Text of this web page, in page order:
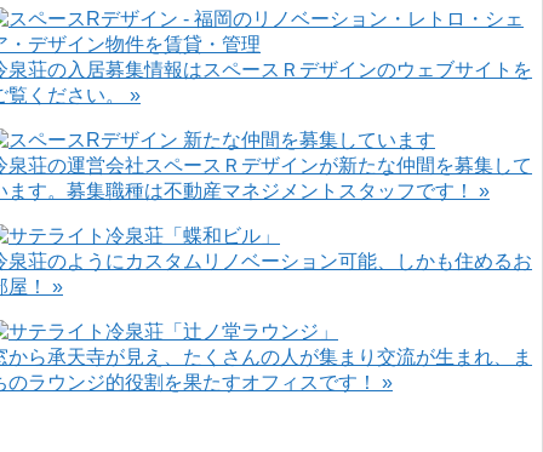
泉荘の入居募集情報はスペースＲデザインのウェブサイトを
覧ください。 »
泉荘の運営会社スペースＲデザインが新たな仲間を募集して
ます。募集職種は不動産マネジメントスタッフです！ »
泉荘のようにカスタムリノベーション可能、しかも住めるお
屋！ »
から承天寺が見え、たくさんの人が集まり交流が生まれ、ま
のラウンジ的役割を果たすオフィスです！ »